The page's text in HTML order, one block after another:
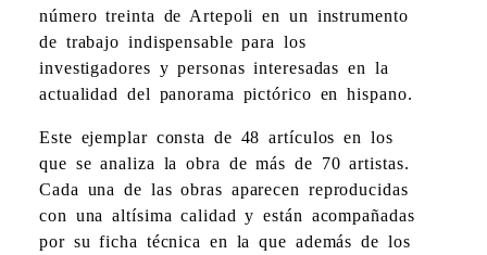
número treinta de Artepoli en un instrumento
de trabajo indispensable para los
investigadores y personas interesadas en la
actualidad del panorama pictórico en hispano.
Este ejemplar consta de 48 artículos en los
que se analiza la obra de más de 70 artistas.
Cada una de las obras aparecen reproducidas
con una altísima calidad y están acompañadas
por su ficha técnica en la que además de los